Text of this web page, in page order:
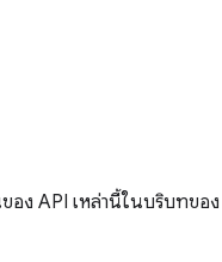
อง API เหล่านี้ในบริบทของ